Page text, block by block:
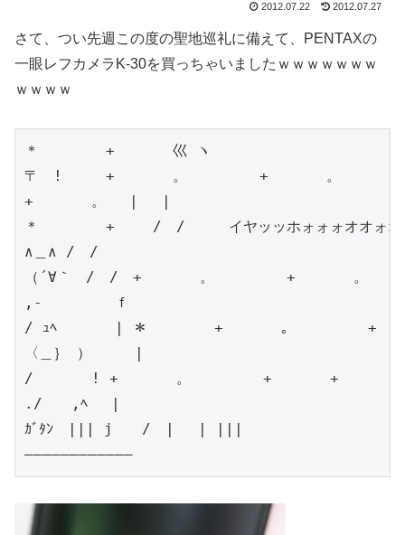
2012.07.22 2012.07.27
さて、つい先週この度の聖地巡礼に備えて、PENTAXの
一眼レフカメラK-30を買っちゃいましたｗｗｗｗｗｗｗ
ｗｗｗｗ
＊　 　　　+　　　　巛 ヽ
〒　!　　　+　　　　。　　　　　+　　　　。　　　
+　　　　。　 | 　|
＊　 　　　+　　 /　/　　　イヤッッホォォォオオォオ
∧＿∧ /　/
（´∀｀　/　/　+　　　　。　　　　　+　　　　。　　
,-　　　　　ｆ
/ ｭﾍ　　　　| ＊　 　　　+　　　　。　　　　　+　
〈＿｝ ）　　　|
/　　　　! +　　　　。　　　　　+　　　　+　　　　
./　　,ﾍ　 |
ｶﾞﾀﾝ　||| j　　/　|　 | |||
――――――――――――